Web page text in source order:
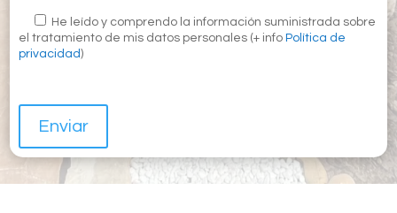
He leído y comprendo la información suministrada sobre
el tratamiento de mis datos personales (+ infoPolítica de
privacidad)
Enviar